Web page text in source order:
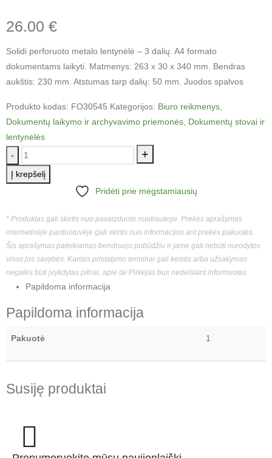
26.00 €
Solidi perforuoto metalo lentynėlė – 3 dalių. A4 formato
dokumentams laikyti. Matmenys: 263 x 30 x 340 mm. Bendras
aukštis: 230 mm. Atstumas tarp dalių: 50 mm. Juodos spalvos
Produkto kodas: FO30545 Kategorijos: Biuro reikmenys
Dokumentų laikymo ir archyvavimo priemonės Dokumentų stovai ir
lentynėlės
-
+
Į krepšelį
Pridėti prie mėgstamiausių
* Produktas gali skirtis nuo pavaizduoto nuotraukoje. Prekės aprašymas
internetinėje parduotuvėje gali skirtis nuo informacijos ant prekės pakuotės.
Šis aprašymas pateikiamas bendruoju pobūdžiu ir jame gali nebūti nurodytos
visos jos savybės. Kartais pristatymo terminai gali keistis arba užsakymas
negalės būti įvykdytas pilnai, apie tai Pirkėjas bus nedelsiant informuotas
Papildoma informacija
Papildoma informacija
Pakuotė 1
Susiję produktai